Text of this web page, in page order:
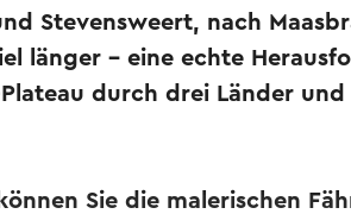
Stevensweert, nach
länger - eine echte
durch drei Länder und
Sie die malerischen